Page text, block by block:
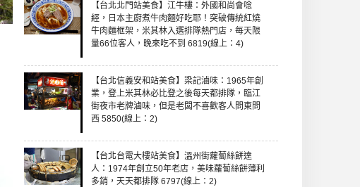
【台北北門站美食】江牛樓：外國和尚會唸
經，日本主廚煮牛肉麵好吃耶！突破傳統紅燒
牛肉麵框架，米其林入選排隊熱門店，每天限
量66位客人，晚來吃不到 6819(線上：4)
【台北信義安和站美食】梁記滷味：1965年創
業，登上米其林必比登之後每天都排隊，臨江
街夜市老牌滷味，但是老闆不喜歡客人問東問
西 5850(線上：2)
【台北台電大樓站美食】溫州街蘿蔔絲餅達
人：1974年創立50年老店，美味蘿蔔絲餅薄利
多銷，天天都排隊 6797(線上：2)